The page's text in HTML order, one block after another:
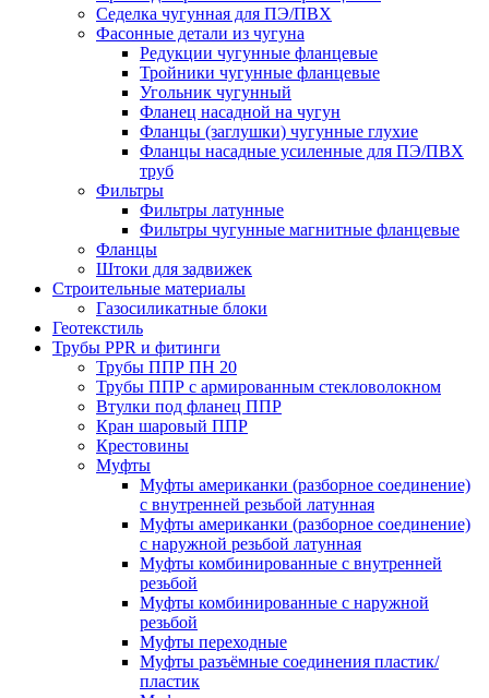
Седелка чугунная для ПЭ/ПВХ
Фасонные детали из чугуна
Редукции чугунные фланцевые
Тройники чугунные фланцевые
Угольник чугунный
Фланец насадной на чугун
Фланцы (заглушки) чугунные глухие
Фланцы насадные усиленные для ПЭ/ПВХ
труб
Фильтры
Фильтры латунные
Фильтры чугунные магнитные фланцевые
Фланцы
Штоки для задвижек
Строительные материалы
Газосиликатные блоки
Геотекстиль
Трубы PPR и фитинги
Трубы ППР ПН 20
Трубы ППР с армированным стекловолокном
Втулки под фланец ППР
Кран шаровый ППР
Крестовины
Муфты
Муфты американки (разборное соединение)
с внутренней резьбой латунная
Муфты американки (разборное соединение)
с наружной резьбой латунная
Муфты комбинированные с внутренней
резьбой
Муфты комбинированные с наружной
резьбой
Муфты переходные
Муфты разъёмные соединения пластик/
пластик